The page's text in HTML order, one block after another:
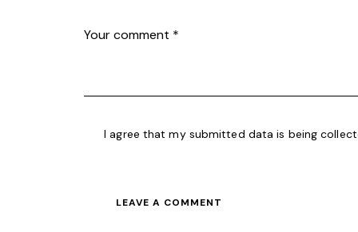
I agree that my submitted data is being